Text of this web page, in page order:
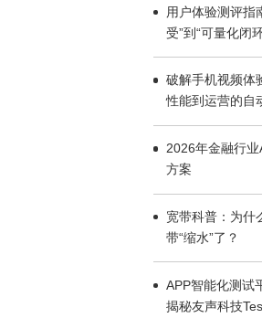
受”到“可量化闭
性能到运营的自
方案
带“缩水”了？